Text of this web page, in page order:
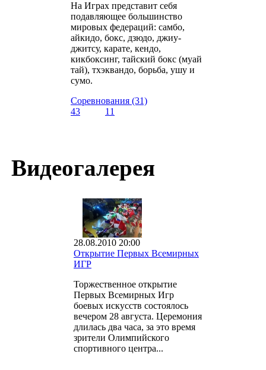
На Играх представит себя
подавляющее большинство
мировых федераций: самбо,
айкидо, бокс, дзюдо, джиу-
джитсу, карате, кендо,
кикбоксинг, тайский бокс (муай
тай), тхэквандо, борьба, ушу и
сумо.
Соревнования (31)
43
11
Видеогалерея
28.08.2010 20:00
Открытие Первых Всемирных
ИГР
Торжественное открытие
Первых Всемирных Игр
боевых искусств состоялось
вечером 28 августа. Церемония
длилась два часа, за это время
зрители Олимпийского
спортивного центра...